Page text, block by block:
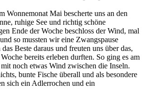
Wonnemonat Mai bescherte uns an den
ruhige See und richtig schöne
Ende der Woche beschloss der Wind, mal
so mussten wir eine Zwangspause
Beste daraus und freuten uns über das,
bereits erleben durften. So ging es am
noch etwas Wind zwischen die Inseln.
bunte Fische überall und als besondere
sich ein Adlerrochen und ein